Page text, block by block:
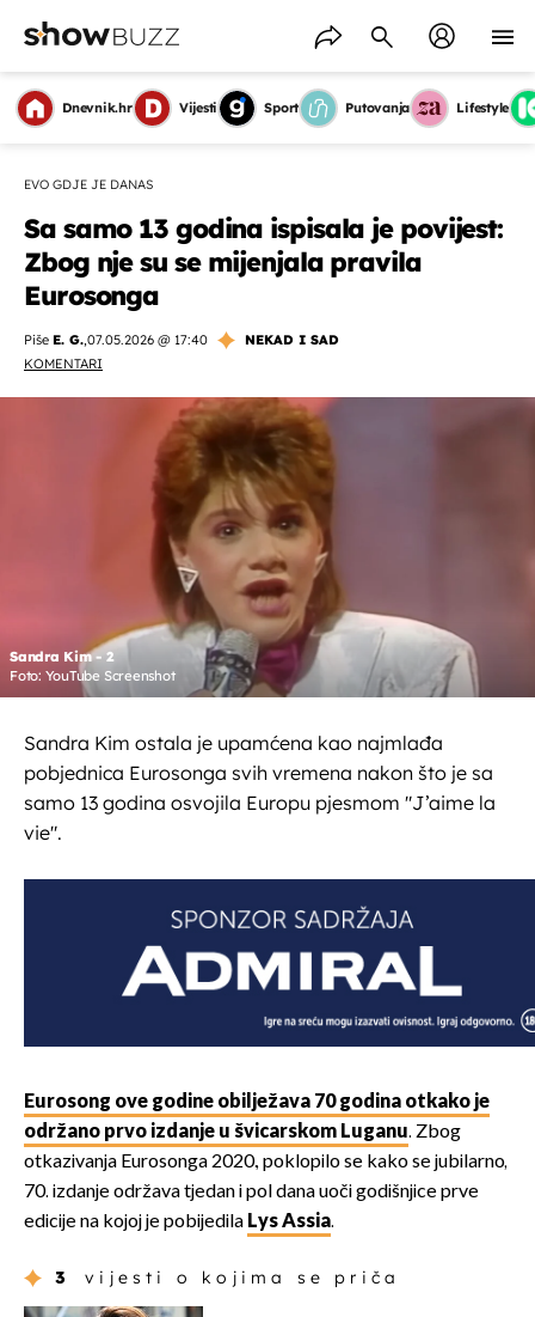
Dnevnik.hr Vijesti Sport Putovanja Lifestyle
EVO GDJE JE DANAS
Sa samo 13 godina ispisala je povijest:
Zbog nje su se mijenjala pravila
Eurosonga
Piše E. G.,07.05.2026 @ 17:40
NEKAD I SAD
KOMENTARI
Sandra Kim - 2
Foto: YouTube Screenshot
Sandra Kim ostala je upamćena kao najmlađa
pobjednica Eurosonga svih vremena nakon što je sa
samo 13 godina osvojila Europu pjesmom "J’aime la
vie".
Eurosong ove godine obilježava 70 godina otkako je
održano prvo izdanje u švicarskom Luganu. Zbog
otkazivanja Eurosonga 2020., poklopilo se kako se jubilarno,
70. izdanje održava tjedan i pol dana uoči godišnjice prve
edicije na kojoj je pobijedila Lys Assia.
3 vijesti o kojima se priča
OMOGUĆI OBAVIJESTI